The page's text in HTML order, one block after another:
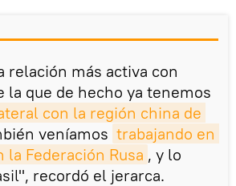
relación más activa con
la que de hecho ya tenemos
con la región china de
veníamos trabajando en
la Federación Rusa , y lo
recordó el jerarca.